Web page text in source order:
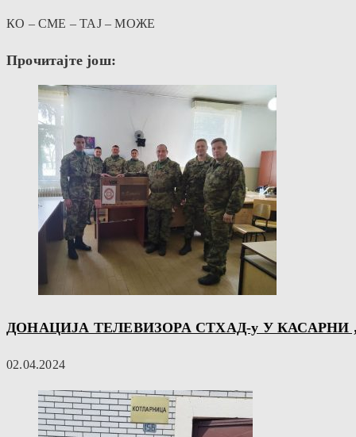
КО – СМЕ – ТАЈ – МОЖЕ
Прочитајте још:
ДОНАЦИЈА ТЕЛЕВИЗОРА СТХАД-у У
02.04.2024